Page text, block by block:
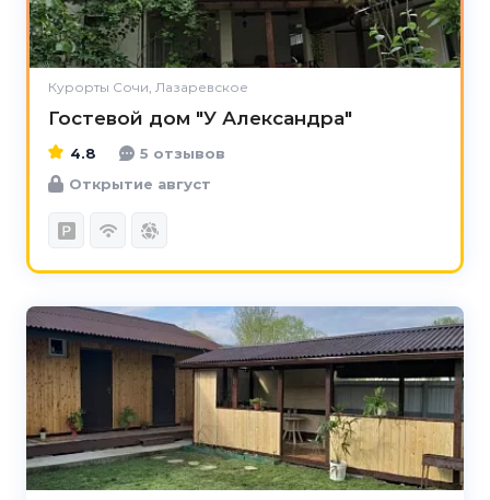
Курорты Сочи, Лазаревское
Гостевой дом "У Александра"
4.8
5 отзывов
Открытие август